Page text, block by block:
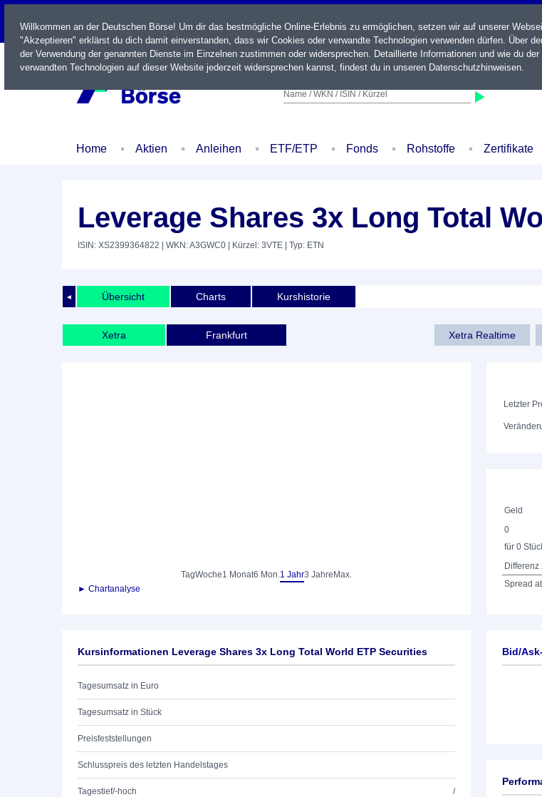
LIVE
Name / WKN / ISIN / Kürzel
Home Aktien Anleihen ETF/ETP Fonds Rohstoffe Zertifikate
Leverage Shares 3x Long Total
ISIN: XS2399364822 | WKN: A3GWC0 | Kürzel: 3VTE | Typ: ETN
◄ Übersicht Charts Kurshistorie
Xetra Frankfurt Xetra Realtime
TagWoche1 Monat6 Mon.1 Jahr3 Jahre Max.
► Chartanalyse
Letzter
Geld
0
für 0
Differenz
Spread
Kursinformationen Leverage Shares 3x Long Total World ETP Securities
Tagesumsatz in Euro
Tagesumsatz in Stück
Preisfeststellungen
Schlusspreis des letzten Handelstages
Tagestief/-hoch /
Bid/
Willkommen an der Deutschen Börse! Um dir das bestmögliche Online-Erlebnis zu ermöglichen, setzen wir auf unserer
"Akzeptieren" erklärst du dich damit einverstanden, dass wir Cookies oder verwandte Technologien verwenden dürfen. Über
der Verwendung der genannten Dienste im Einzelnen zustimmen oder widersprechen. Detaillierte Informationen und wie du
verwandten Technologien auf dieser Website jederzeit widersprechen kannst, findest du in unseren Datenschutzhinweisen.